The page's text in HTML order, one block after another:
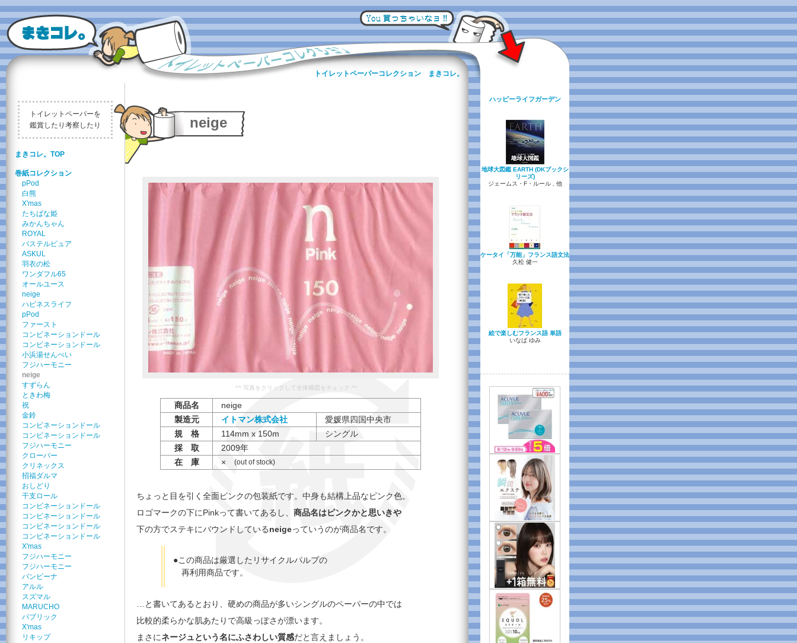
トイレットペーパーコレクション まきコレ。
トイレットペーパーを
鑑賞したり考察したり
まきコレ。TOP
巻紙コレクション
pPod
白熊
X'mas
たちばな姫
みかんちゃん
ROYAL
パステルピュア
ASKUL
羽衣の松
ワンダフル65
オールユース
neige
ハピネスライフ
pPod
ファースト
コンビネーションドール
コンビネーションドール
小浜湯せんぺい
フジハーモニー
neige
すずらん
ときわ梅
祝
金鈴
コンビネーションドール
コンビネーションドール
フジハーモニー
クローバー
クリネックス
招福ダルマ
おしどり
干支ロール
コンビネーションドール
コンビネーションドール
コンビネーションドール
コンビネーションドール
X'mas
フジハーモニー
フジハーモニー
バンビーナ
アルル
スズマル
MARUCHO
パブリック
X'mas
リキップ
neige
^^ 写真をクリックして全体構図をチェック ^^
商品名
neige
製造元
イトマン株式会社
愛媛県四国中央市
規 格
114mm x 150m
シングル
採 取
2009年
在 庫
× (out of stock)
ちょっと目を引く全面ピンクの包装紙です。中身も結構上品なピンク色。
ロゴマークの下にPinkって書いてあるし、 商品名はピンクかと思いきや
下の方でステキにバウンドしているneigeっていうのが商品名です。
●この商品は厳選したリサイクルパルプの
再利用商品です。
…と書いてあるとおり、硬めの商品が多いシングルのペーパーの中では
比較的柔らかな肌あたりで高級っぽさが漂います。
まさにネージュという名にふさわしい質感だと言えましょう。
ハッピーライフガーデン
地球大図鑑 EARTH (DKブックシ
リーズ)
ジェームス・F・ルール , 他
ケータイ「万能」フランス語文法
久松 健一
絵で楽しむフランス語 単語
いなば ゆみ